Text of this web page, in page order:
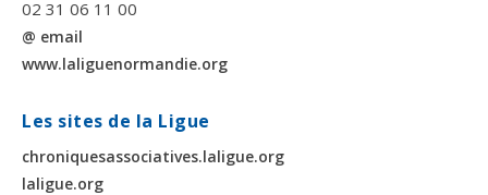
02 31 06 11 00
@ email
www.laliguenormandie.org
Les sites de la Ligue
chroniquesassociatives.laligue.org
laligue.org